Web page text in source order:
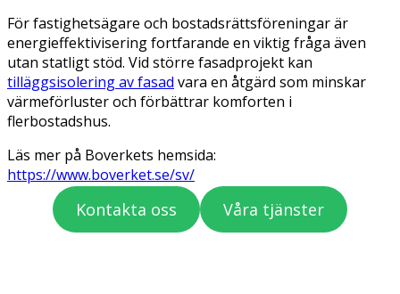
För fastighetsägare och bostadsrättsföreningar är
energieffektivisering fortfarande en viktig fråga även
utan statligt stöd. Vid större fasadprojekt kan
tilläggsisolering av fasad vara en åtgärd som minskar
värmeförluster och förbättrar komforten i
flerbostadshus.
Läs mer på Boverkets hemsida:
https://www.boverket.se/sv/
Kontakta oss Våra tjänster